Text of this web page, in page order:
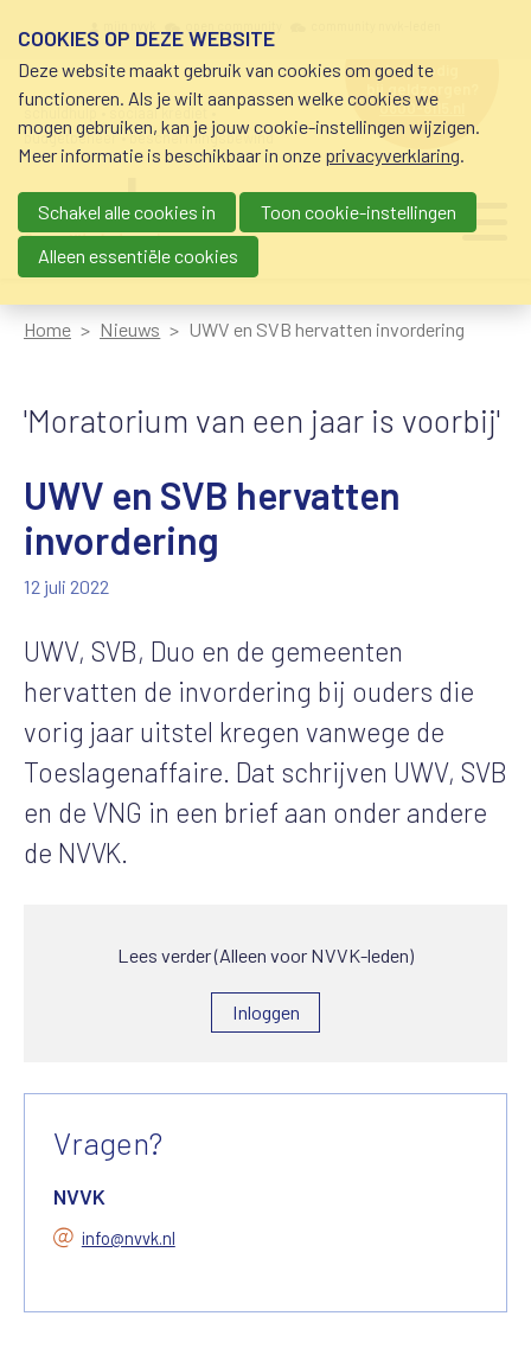
schuldhulp • sociaal krediet •
budgetbeheer • beschermingsbewind
hulp nodig
bij geldzorgen?
0800-8115.nl
Main navigation
Home Nieuws UWV en SVB hervatten invordering
'Moratorium van een jaar is voorbij'
UWV en SVB hervatten
invordering
12 juli 2022
UWV, SVB, Duo en de gemeenten
hervatten de invordering bij ouders die
vorig jaar uitstel kregen vanwege de
Toeslagenaffaire. Dat schrijven UWV, SVB
en de VNG in een brief aan onder andere
de NVVK.
Lees verder (Alleen voor NVVK-leden)
Inloggen
Vragen?
NVVK
info@nvvk.nl
COOKIES OP DEZE WEBSITE
Deze website maakt gebruik van cookies om goed te
functioneren. Als je wilt aanpassen welke cookies we
mogen gebruiken, kan je jouw cookie-instellingen wijzigen.
Meer informatie is beschikbaar in onze privacyverklaring.
Schakel alle cookies in
Toon cookie-instellingen
Alleen essentiële cookies